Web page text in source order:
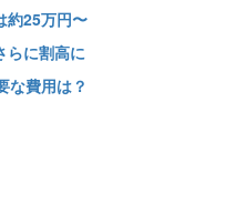
約25万円〜
らに割高に
な費用は？